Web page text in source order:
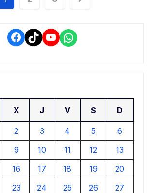
entradas
Facebook
TikTokYouTube
WhatsApp
X J V S D
2 3 4 5
6
9 10 11 12
13
16 17 18 19
20
23 24 25 26
27